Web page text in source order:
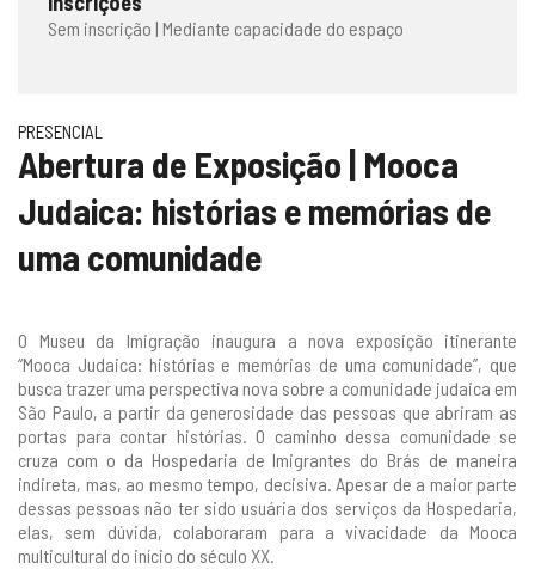
Sem inscrição | Mediante capacidade do espaço
PRESENCIAL
Abertura de Exposição | Mooca
Judaica: histórias e memórias de
uma comunidade
O Museu da Imigração inaugura a nova exposição itinerante
“Mooca Judaica: histórias e memórias de uma comunidade”, que
busca trazer uma perspectiva nova sobre a comunidade judaica em
São Paulo, a partir da generosidade das pessoas que abriram as
portas para contar histórias. O caminho dessa comunidade se
cruza com o da Hospedaria de Imigrantes do Brás de maneira
indireta, mas, ao mesmo tempo, decisiva. Apesar de a maior parte
dessas pessoas não ter sido usuária dos serviços da Hospedaria,
elas, sem dúvida, colaboraram para a vivacidade da Mooca
multicultural do início do século XX.